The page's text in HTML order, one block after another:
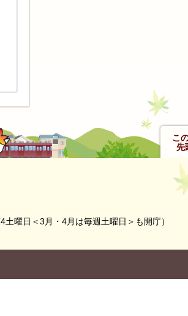
こ
先
土曜日＜3月・4月は毎週土曜日＞も開庁）